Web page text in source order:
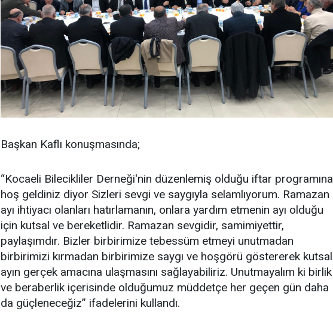
Başkan Kaflı konuşmasında;
“Kocaeli Bilecikliler Derneği'nin düzenlemiş olduğu iftar programına
hoş geldiniz diyor Sizleri sevgi ve saygıyla selamlıyorum. Ramazan
ayı ihtiyacı olanları hatırlamanın, onlara yardım etmenin ayı olduğu
için kutsal ve bereketlidir. Ramazan sevgidir, samimiyettir,
paylaşımdır. Bizler birbirimize tebessüm etmeyi unutmadan
birbirimizi kırmadan birbirimize saygı ve hoşgörü göstererek kutsal
ayın gerçek amacına ulaşmasını sağlayabiliriz. Unutmayalım ki birlik
ve beraberlik içerisinde olduğumuz müddetçe her geçen gün daha
da güçleneceğiz” ifadelerini kullandı.